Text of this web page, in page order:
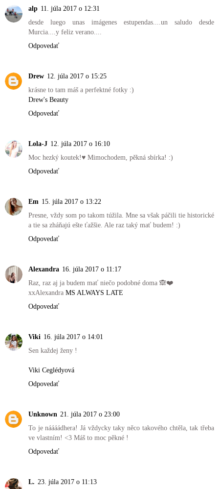
alp 11. júla 2017 o 12:31
desde luego unas imágenes estupendas....un saludo desde
Murcia....y feliz verano....
Odpovedať
Drew 12. júla 2017 o 15:25
krásne to tam máš a perfektné fotky :)
Drew's Beauty
Odpovedať
Lola-J 12. júla 2017 o 16:10
Moc hezký koutek!♥ Mimochodem, pěkná sbírka! :)
Odpovedať
Em 15. júla 2017 o 13:22
Presne, vždy som po takom túžila. Mne sa však páčili tie historické
a tie sa zháňajú ešte ťažšie. Ale raz taký mať budem! :)
Odpovedať
Alexandra 16. júla 2017 o 11:17
Raz, raz aj ja budem mať niečo podobné doma 🙈❤️
xxAlexandra MS ALWAYS LATE
Odpovedať
Viki 16. júla 2017 o 14:01
Sen každej ženy !
Viki Ceglédyová
Odpovedať
Unknown 21. júla 2017 o 23:00
To je náááádhera! Já vždycky taky něco takového chtěla, tak třeba
ve vlastním! <3 Máš to moc pěkné !
Odpovedať
L. 23. júla 2017 o 11:13